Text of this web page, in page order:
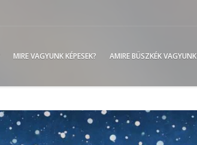
MIRE VAGYUNK KÉPESEK? AMIRE BÜSZKÉK VAGYUNK